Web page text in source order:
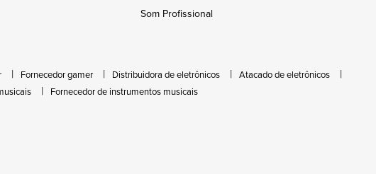
Som Profissional
Fornecedor gamer Distribuidora de eletrônicos
Atacado de eletrônicos
Fornecedor de instrumentos musicais